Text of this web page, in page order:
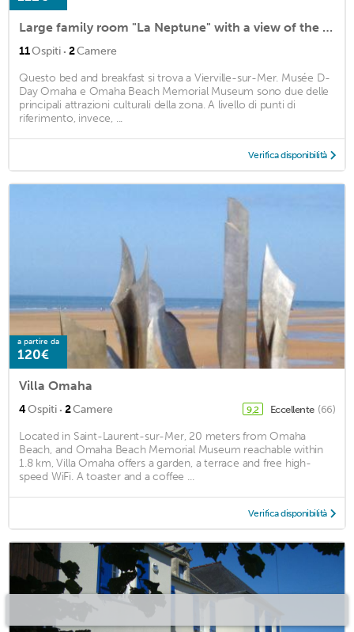
Large family room "La Neptune" with a view of the courtyard
11Ospiti · 2Camere
Questo bed and breakfast si trova a Vierville-sur-Mer. Musée D-
Day Omaha e Omaha Beach Memorial Museum sono due delle
principali attrazioni culturali della zona. A livello di punti di
riferimento, invece, ...
Verifica disponibilità
a partire da
120€
Villa Omaha
4Ospiti · 2Camere 9,2 Eccellente (66)
Located in Saint-Laurent-sur-Mer, 20 meters from Omaha
Beach, and Omaha Beach Memorial Museum reachable within
1.8 km, Villa Omaha offers a garden, a terrace and free high-
speed WiFi. A toaster and a coffee ...
Verifica disponibilità